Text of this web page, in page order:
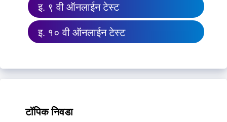
इ. ९ वी ऑनलाईन टेस्ट
इ. १० वी ऑनलाईन टेस्ट
टॉपिक निवडा